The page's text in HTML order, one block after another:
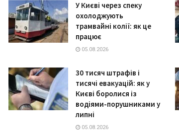
У Києві через спеку
охолоджують
трамвайні колії: як це
працює
05.08.2026
30 тисяч штрафів і
тисячі евакуацій: як у
Києві боролися із
водіями-порушниками у
липні
05.08.2026